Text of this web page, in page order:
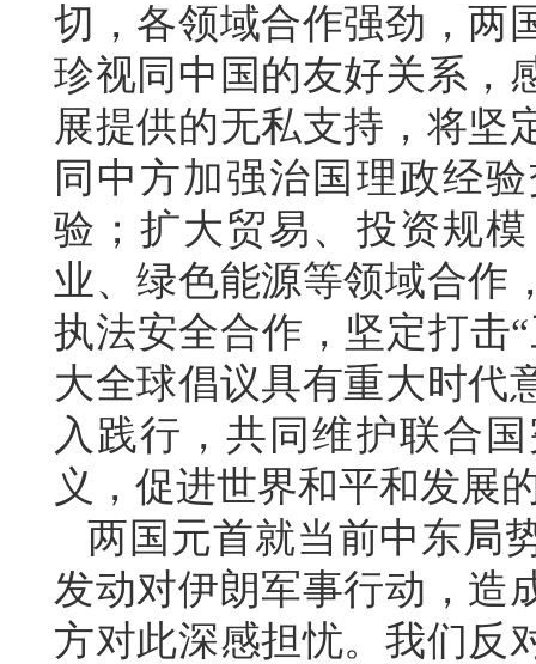
切，各领域合作强劲，两
珍视同中国的友好关系，
展提供的无私支持，将坚
同中方加强治国理政经
验；扩大贸易、投资规
业、绿色能源等领域合作
执法安全合作，坚定打击
大全球倡议具有重大时代
入践行，共同维护联合
义，促进世界和平和发展
两国元首就当前中东局
发动对伊朗军事行动，造
方对此深感担忧。我们反